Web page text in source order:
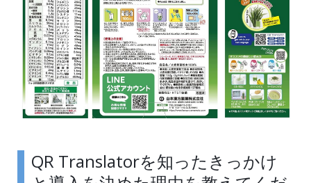
QR Translatorを知ったきっかけ